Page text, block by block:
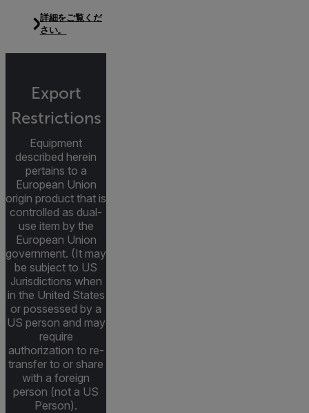
詳細をご覧くだ
さい。
Export
Restrictions
Equipment
described herein
pertains to a
European Union
origin product that is
controlled as dual-
use item by the
European Union
government. (It may
be subject to US
Jurisdictions when
in the United States
or possessed by a
US person and may
require
authorization to re-
transfer to or share
with a foreign
person (not a US
Person).